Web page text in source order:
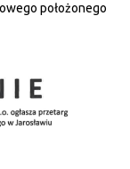
położonego